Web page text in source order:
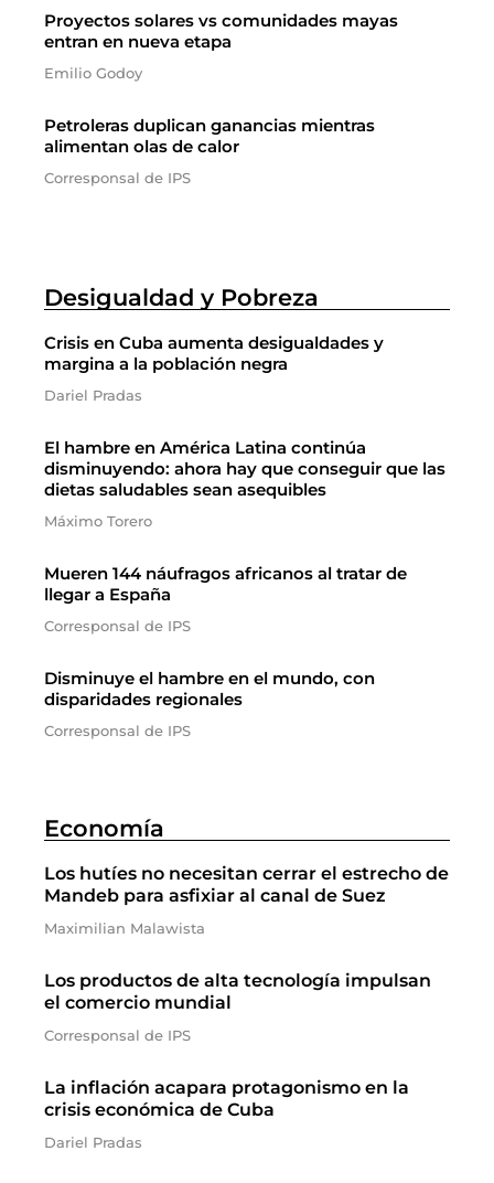
Proyectos solares vs comunidades mayas
entran en nueva etapa
Emilio Godoy
Petroleras duplican ganancias mientras
alimentan olas de calor
Corresponsal de IPS
Desigualdad y Pobreza
Crisis en Cuba aumenta desigualdades y
margina a la población negra
Dariel Pradas
El hambre en América Latina continúa
disminuyendo: ahora hay que conseguir que las
dietas saludables sean asequibles
Máximo Torero
Mueren 144 náufragos africanos al tratar de
llegar a España
Corresponsal de IPS
Disminuye el hambre en el mundo, con
disparidades regionales
Corresponsal de IPS
Economía
Los hutíes no necesitan cerrar el estrecho de
Mandeb para asfixiar al canal de Suez
Maximilian Malawista
Los productos de alta tecnología impulsan
el comercio mundial
Corresponsal de IPS
La inflación acapara protagonismo en la
crisis económica de Cuba
Dariel Pradas